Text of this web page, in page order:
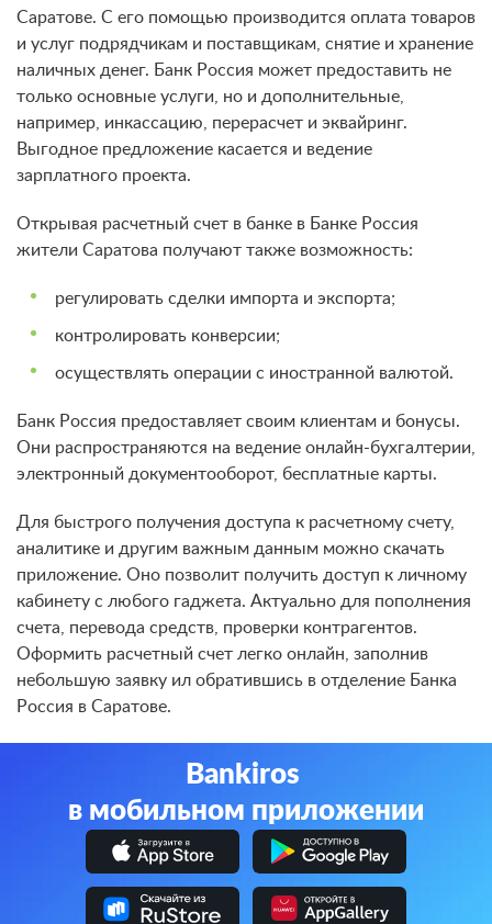
Саратове. С его помощью производится оплата товаров
и услуг подрядчикам и поставщикам, снятие и хранение
наличных денег. Банк Россия может предоставить не
только основные услуги, но и дополнительные,
например, инкассацию, перерасчет и эквайринг.
Выгодное предложение касается и ведение
зарплатного проекта.
Открывая расчетный счет в банке в Банке Россия
жители Саратова получают также возможность:
регулировать сделки импорта и экспорта;
контролировать конверсии;
осуществлять операции с иностранной валютой.
Банк Россия предоставляет своим клиентам и бонусы.
Они распространяются на ведение онлайн-бухгалтерии,
электронный документооборот, бесплатные карты.
Для быстрого получения доступа к расчетному счету,
аналитике и другим важным данным можно скачать
приложение. Оно позволит получить доступ к личному
кабинету с любого гаджета. Актуально для пополнения
счета, перевода средств, проверки контрагентов.
Оформить расчетный счет легко онлайн, заполнив
небольшую заявку ил обратившись в отделение Банка
Россия в Саратове.
Bankiros
в мобильном приложении